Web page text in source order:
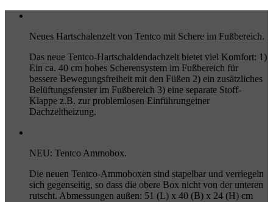
Neues Hartschalenzelt von Tentco mit Schere im Fußbereich.
Das neue Tentco-Hartschaldendachzelt bietet viel Komfort: 1)
Ein ca. 40 cm hohes Scherensystem im Fußbereich für
bessere Bewegungsfreiheit mit den Füßen 2) ein zusätzliches
Belüftungsfenster im Fußbereich 3) eine separate Stoff-
Klappe z.B. zur problemlosen Einführungeiner
Dachzeltheizung.
NEU: Tentco Ammobox.
Die neuen Tentco-Ammoboxen sind stapelbar und verriegeln
sich gegenseitig, so dass die obere Box nicht von der unteren
rutscht. Abmessungen außen: 51 (L) x 40 (B) x 24 (H) cm